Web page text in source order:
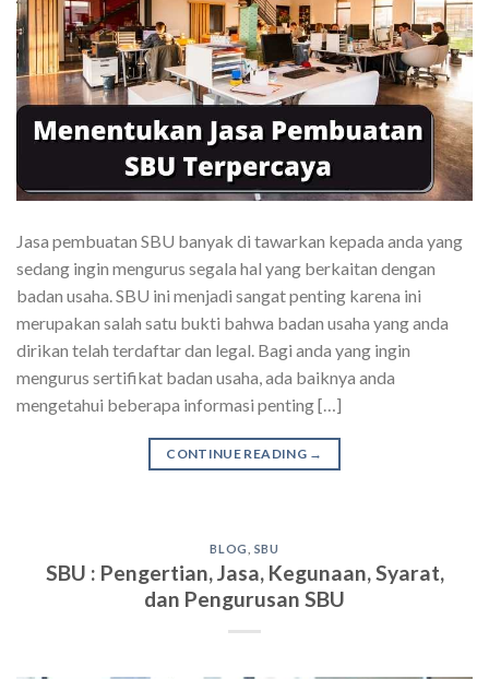
Jasa pembuatan SBU banyak di tawarkan kepada anda yang
sedang ingin mengurus segala hal yang berkaitan dengan
badan usaha. SBU ini menjadi sangat penting karena ini
merupakan salah satu bukti bahwa badan usaha yang anda
dirikan telah terdaftar dan legal. Bagi anda yang ingin
mengurus sertifikat badan usaha, ada baiknya anda
mengetahui beberapa informasi penting […]
CONTINUE READING →
BLOG SBU
SBU : Pengertian, Jasa, Kegunaan, Syarat,
dan Pengurusan SBU